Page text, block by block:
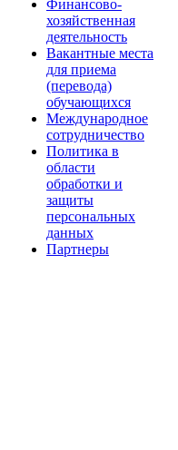
Финансово-
хозяйственная
деятельность
Вакантные места
для приема
(перевода)
обучающихся
Международное
сотрудничество
Политика в
области
обработки и
защиты
персональных
данных
Партнеры